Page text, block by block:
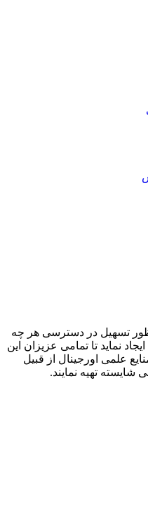
تسهیل در دسترسی هر چه
نماید تا تمامی عزیزان این
علمی اورجینال از قبیل
تهیه نمایند.